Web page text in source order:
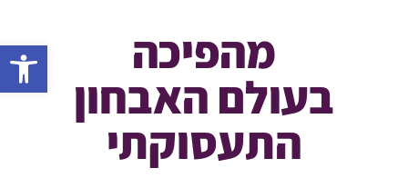
פתח מהפיכה
בעולם האבחון
התעסוקתי